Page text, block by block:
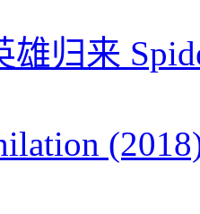
归来